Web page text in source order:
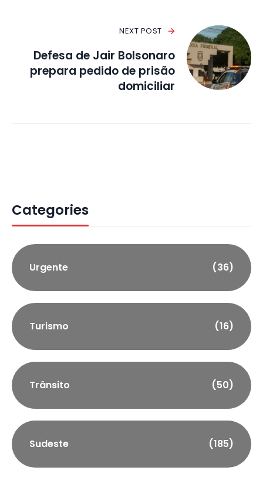
NEXT POST
Defesa de Jair Bolsonaro
prepara pedido de prisão
domiciliar
Categories
Urgente (36)
Turismo (16)
Trânsito (50)
Sudeste (185)